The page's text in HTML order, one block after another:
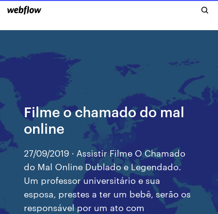
Filme o chamado do mal
online
27/09/2019 · Assistir Filme O Chamado
do Mal Online Dublado e Legendado.
Um professor universitário e sua
esposa, prestes a ter um bebê, serão os
responsável por um ato com